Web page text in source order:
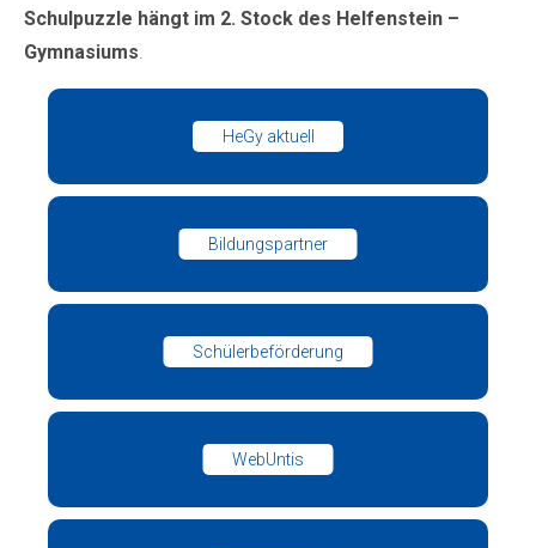
Schulpuzzle hängt im 2. Stock des Helfenstein –
Gymnasiums
HeGy aktuell
Bildungspartner
Schülerbeförderung
WebUntis